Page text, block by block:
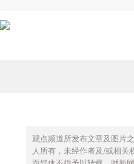
观点频道所发布文章及图片
人所有，未经作者及/或相关